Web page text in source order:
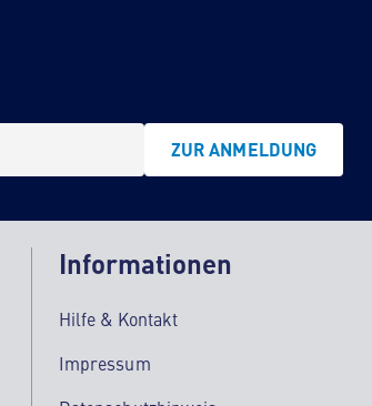
ZUR ANMELDUNG
Informationen
Hilfe & Kontakt
Impressum